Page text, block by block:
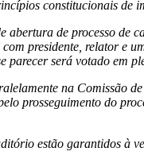
constitucionais de
abertura de processo
presidente, relator e
parecer será votado
na Comissão
prosseguimento do
estão garantidos à